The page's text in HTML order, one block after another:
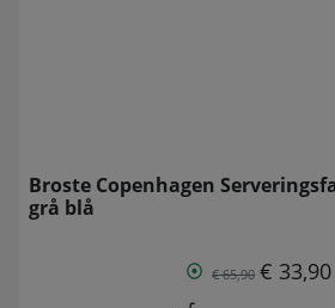
Broste Copenhagen
grå blå
€ 65,90 €